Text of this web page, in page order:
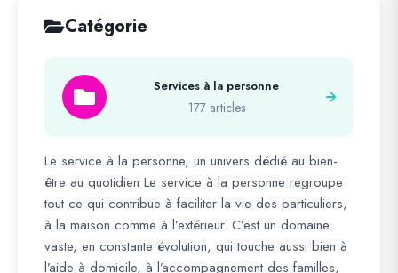
Catégorie
Services à la personne
177 articles
Le service à la personne, un univers dédié au bien-
être au quotidien Le service à la personne regroupe
tout ce qui contribue à faciliter la vie des particuliers,
à la maison comme à l’extérieur. C’est un domaine
vaste, en constante évolution, qui touche aussi bien à
l’aide à domicile, à l’accompagnement des familles,